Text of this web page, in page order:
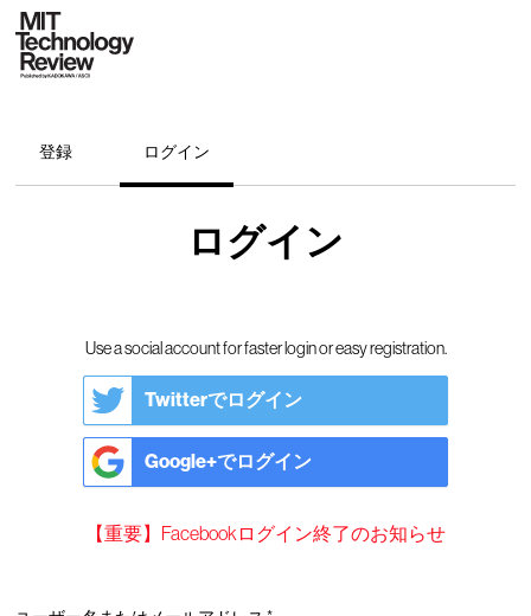
登録 ログイン
ログイン
Use a social account for faster login or easy registration.
Twitterでログイン
Google+でログイン
【重要】Facebookログイン終了のお知らせ